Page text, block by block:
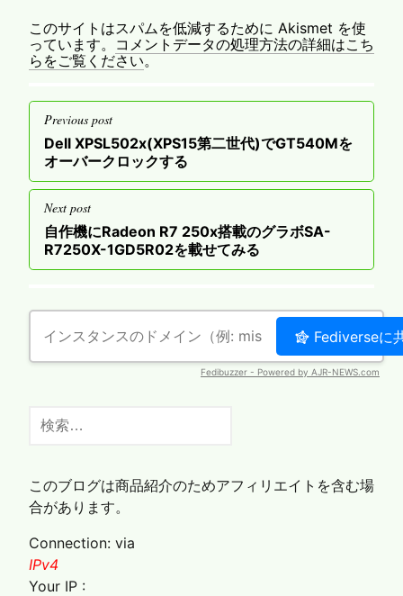
このサイトはスパムを低減するために Akismet を使
っています。 コメントデータの処理方法の詳細はこち
らをご覧ください。
投
稿
ナ
ビ
ゲ
ー
シ
ン
Previous post
Previous
post
Dell XPSL502x(XPS15第二世代)でGT540Mを
オーバークロックする
Next post
Next
post
自作機にRadeon R7 250x搭載のグラボSA-
R7250X-1GD5R02を載せてみる
索:
このブログは商品紹介のためアフィリエイトを含む場
合があります。
Connection: via
IPv4
Your IP :